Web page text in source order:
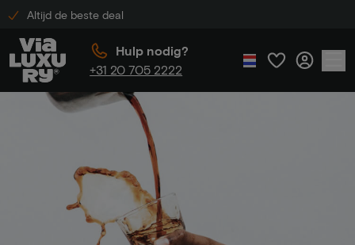
Altijd de beste deal
Hulp nodig?
+31 20 705 2222